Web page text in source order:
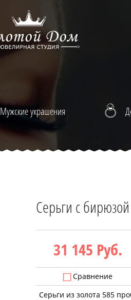
Мужские украшения
Серьги с
31 145 Руб.
Сравнение
Серьги из золота 585